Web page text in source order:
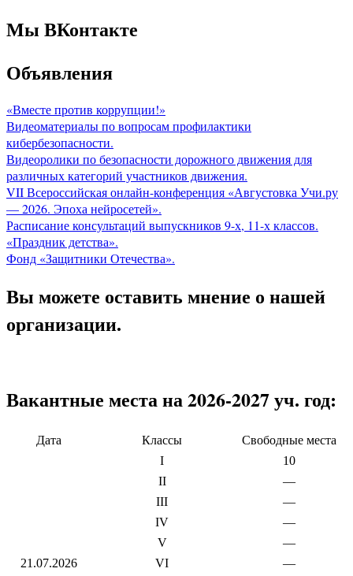
Мы ВКонтакте
Объявления
«Вместе против коррупции!»
Видеоматериалы по вопросам профилактики
кибербезопасности.
Видеоролики по безопасности дорожного движения для
различных категорий участников движения.
VII Всероссийская онлайн-конференция «Августовка Учи.ру
— 2026. Эпоха нейросетей».
Расписание консультаций выпускников 9-х, 11-х классов.
«Праздник детства».
Фонд «Защитники Отечества».
Вы можете оставить мнение о нашей
организации.
Вакантные места на 2026-2027 уч. год:
Дата Классы Свободные места
21.07.2026
I
10
II
—
III
—
IV
—
V
—
VI
—